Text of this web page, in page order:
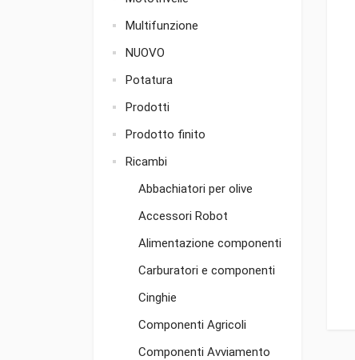
Multifunzione
NUOVO
Potatura
Prodotti
Prodotto finito
Ricambi
Abbachiatori per olive
Accessori Robot
Alimentazione componenti
Carburatori e componenti
Cinghie
Componenti Agricoli
Componenti Avviamento